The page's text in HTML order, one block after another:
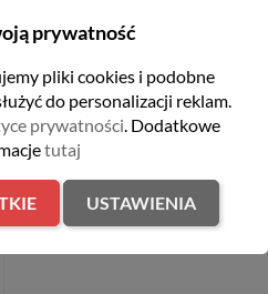
prywatność
pliki cookies i podobne
do personalizacji reklam.
prywatności . Dodatkowe
tutaj
USTAWIENIA